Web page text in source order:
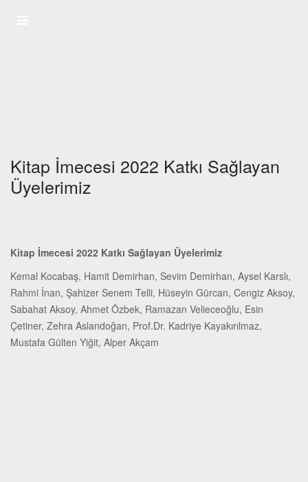
Kitap İmecesi 2022 Katkı Sağlayan
Üyelerimiz
Kitap İmecesi 2022 Katkı Sağlayan Üyelerimiz
Kemal Kocabaş, Hamit Demirhan, Sevim Demirhan, Aysel Karslı,
Rahmi İnan, Şahizer Senem Telli, Hüseyin Gürcan, Cengiz Aksoy,
Sabahat Aksoy, Ahmet Özbek, Ramazan Velieceoğlu, Esin
Çetiner, Zehra Aslandoğan, Prof.Dr. Kadriye Kayakırılmaz,
Mustafa Gülten Yiğit, Alper Akçam